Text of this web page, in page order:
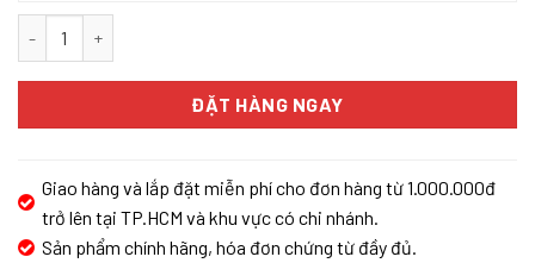
ĐẶT HÀNG NGAY
Giao hàng và lắp đặt miễn phí cho đơn hàng từ 1.000.000đ
trở lên tại TP.HCM và khu vực có chi nhánh.
Sản phẩm chính hãng, hóa đơn chứng từ đầy đủ.